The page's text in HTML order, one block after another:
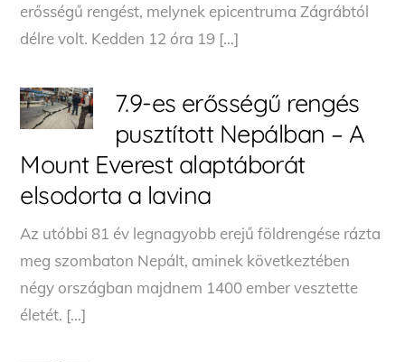
erősségű rengést, melynek epicentruma Zágrábtól
délre volt. Kedden 12 óra 19 […]
7.9-es erősségű rengés
pusztított Nepálban – A
Mount Everest alaptáborát
elsodorta a lavina
Az utóbbi 81 év legnagyobb erejű földrengése rázta
meg szombaton Nepált, aminek következtében
négy országban majdnem 1400 ember vesztette
életét. […]